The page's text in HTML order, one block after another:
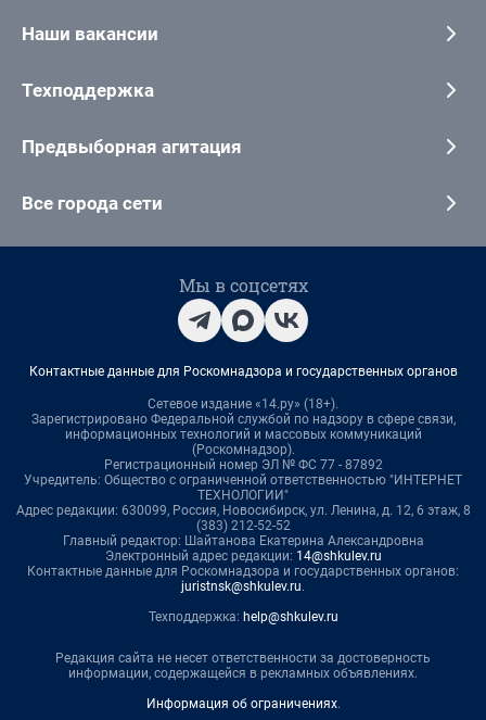
Наши вакансии
Техподдержка
Предвыборная агитация
Все города сети
Мы в соцсетях
Контактные данные для Роскомнадзора и государственных органов
Сетевое издание «14.ру» (18+).
Зарегистрировано Федеральной службой по надзору в сфере связи,
информационных технологий и массовых коммуникаций
(Роскомнадзор).
Регистрационный номер ЭЛ № ФС 77 - 87892
Учредитель: Общество с ограниченной ответственностью "ИНТЕРНЕТ
ТЕХНОЛОГИИ"
Адрес редакции: 630099, Россия, Новосибирск, ул. Ленина, д. 12, 6 этаж, 8
(383) 212-52-52
Главный редактор: Шайтанова Екатерина Александровна
Электронный адрес редакции: 14@shkulev.ru
Контактные данные для Роскомнадзора и государственных органов:
juristnsk@shkulev.ru.
Техподдержка: help@shkulev.ru
Редакция сайта не несет ответственности за достоверность
информации, содержащейся в рекламных объявлениях.
Информация об ограничениях.